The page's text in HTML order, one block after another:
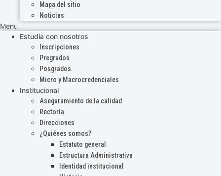
Mapa del sitio
Noticias
Menu
Estudia con nosotros
Inscripciones
Pregrados
Posgrados
Micro y Macrocredenciales
Institucional
Aseguramiento de la calidad
Rectoría
Direcciones
¿Quiénes somos?
Estatuto general
Estructura Administrativa
Identidad institucional